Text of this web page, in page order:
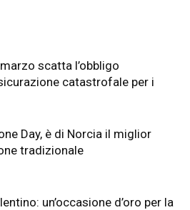
scatta l’obbligo
catastrofale per i
Day, è di Norcia il miglior
tradizionale
un’occasione d’oro per la